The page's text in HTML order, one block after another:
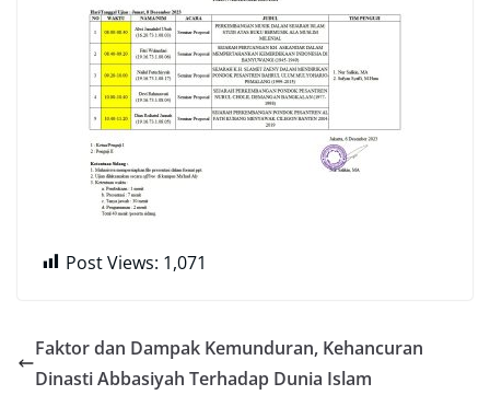
Post Views: 1,071
Faktor dan Dampak Kemunduran, Kehancuran
Dinasti Abbasiyah Terhadap Dunia Islam